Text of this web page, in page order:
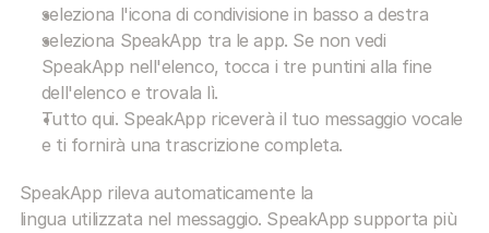
seleziona l'icona di condivisione in basso a destra
seleziona SpeakApp tra le app. Se non vedi
SpeakApp nell'elenco, tocca i tre puntini alla fine
dell'elenco e trovala lì.
Tutto qui. SpeakApp riceverà il tuo messaggio vocale
e ti fornirà una trascrizione completa.
SpeakApp rileva automaticamente la
lingua utilizzata nel messaggio. SpeakApp supporta più